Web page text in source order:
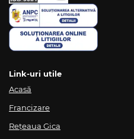
Link-uri utile
Acasă
Francizare
Rețeaua Gica